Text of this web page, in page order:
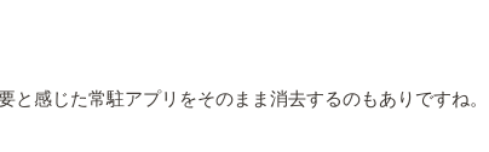
感じた常駐アプリをそのまま消去するのもありですね。